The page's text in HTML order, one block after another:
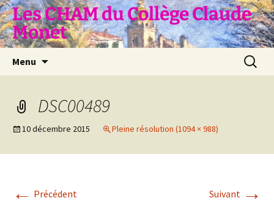
Aller
au
contenu
Les CHAM du Collège Claude
Monet
Menu
DSC00489
10 décembre 2015 Pleine résolution (1094 × 988)
← Précédent Suivant →